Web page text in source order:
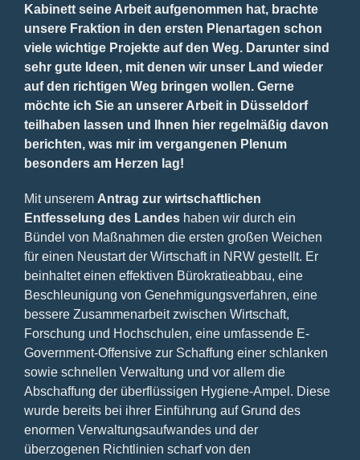
Kabinett seine Arbeit aufgenommen hat, brachte
unsere Fraktion in den ersten Plenartagen schon
viele wichtige Projekte auf den Weg. Darunter sind
sehr gute Ideen, mit denen wir unser Land wieder
auf den richtigen Weg bringen wollen. Gerne
möchte ich Sie an unserer Arbeit in Düsseldorf
teilhaben lassen und Ihnen hier regelmäßig davon
berichten, was mir im vergangenen Plenum
besonders am Herzen lag!
Mit unserem Antrag zur wirtschaftlichen
Entfesselung des Landes haben wir durch ein
Bündel von Maßnahmen die ersten großen Weichen
für einen Neustart der Wirtschaft in NRW gestellt. Er
beinhaltet einen effektiven Bürokratieabbau, eine
Beschleunigung von Genehmigungsverfahren, eine
bessere Zusammenarbeit zwischen Wirtschaft,
Forschung und Hochschulen, eine umfassende E-
Government-Offensive zur Schaffung einer schlanken
sowie schnellen Verwaltung und vor allem die
Abschaffung der überflüssigen Hygiene-Ampel. Diese
wurde bereits bei ihrer Einführung auf Grund des
enormen Verwaltungsaufwandes und der
überzogenen Richtlinien scharf von den